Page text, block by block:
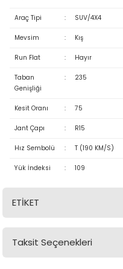
Araç Tipi : SUV/4X4
Mevsim : Kış
Run Flat : Hayır
Taban
Genişliği
: 235
Kesit Oranı : 75
Jant Çapı : R15
Hız Sembolü : T (190 KM/S)
Yük İndeksi : 109
ETİKET
Taksit Seçenekleri